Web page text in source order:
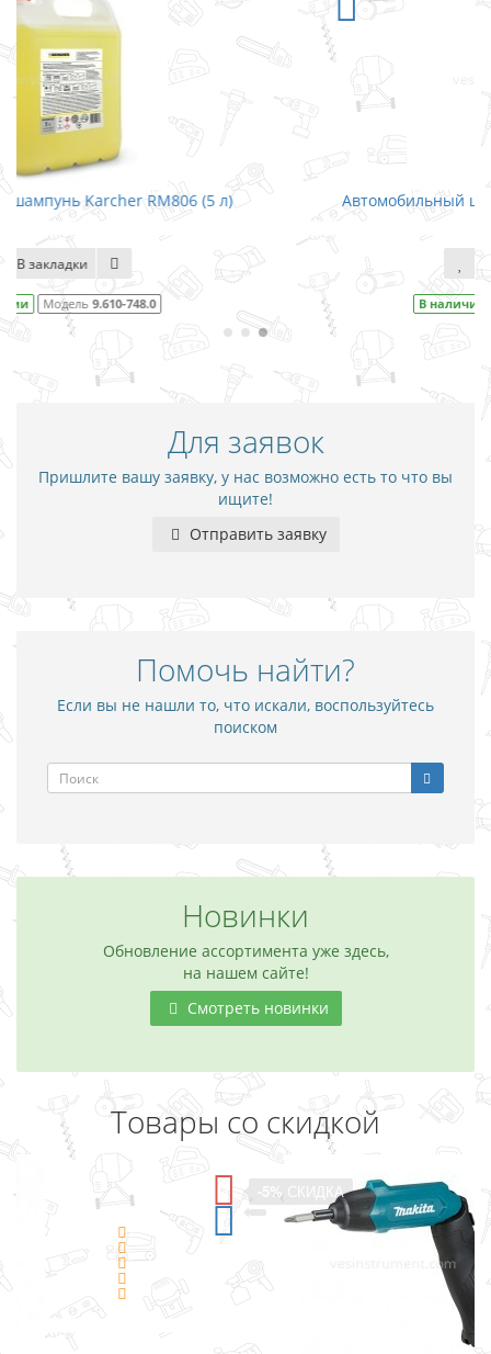
Автомобильный шампунь Karcher RM806 (1 л)
В закладки
В наличии 9.610-747.0
Для заявок
Пришлите вашу заявку, у нас возможно есть то что вы
ищите!
Отправить заявку
Помочь найти?
Если вы не нашли то, что искали, воспользуйтесь
поиском
Новинки
Обновление ассортимента уже здесь,
на нашем сайте!
Смотреть новинки
Товары со скидкой
-5%